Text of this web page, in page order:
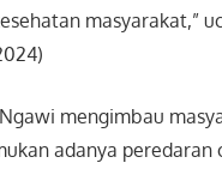
masyarakat,”
mengimbau
adanya